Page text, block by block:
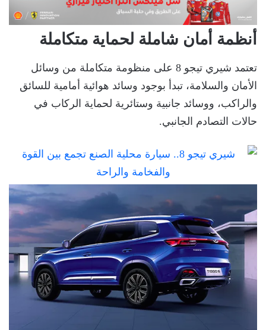
أنظمة أمان شاملة لحماية متكاملة
تعتمد شيري تيجو 8 على منظومة متكاملة من وسائل
الأمان والسلامة، تبدأ بوجود وسائد هوائية أمامية للسائق
والراكب، ووسائد جانبية وستائرية لحماية الركاب في
حالات التصادم الجانبي.